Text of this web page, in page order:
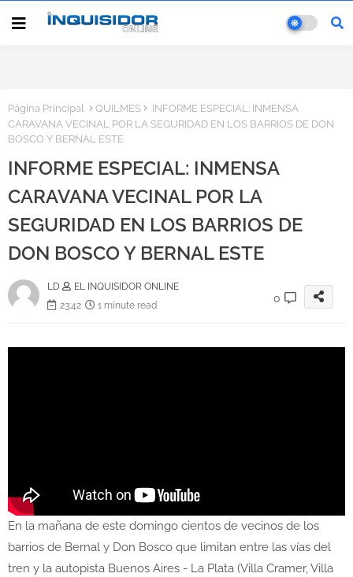
Página Principal QUILMES
INFORME ESPECIAL: INMENSA
CARAVANA VECINAL POR LA SEGURIDAD EN LOS BARRIOS DE DON
BOSCO Y BERNAL ESTE
INFORME ESPECIAL: INMENSA
CARAVANA VECINAL POR LA
SEGURIDAD EN LOS BARRIOS DE
DON BOSCO Y BERNAL ESTE
LD
EL INQUISIDOR ONLINE
23:42
1 minute read
0
En la mañana de este domingo cientos de vecinos de los
barrios de Bernal y Don Bosco que limitan entre las vías del
tren y la autopista Buenos Aires - La Plata (Villa Cramer, Villa